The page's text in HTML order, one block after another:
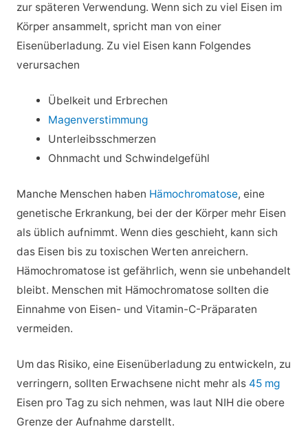
zur späteren Verwendung. Wenn sich zu viel Eisen im
Körper ansammelt, spricht man von einer
Eisenüberladung. Zu viel Eisen kann Folgendes
verursachen
Übelkeit und Erbrechen
Magenverstimmung
Unterleibsschmerzen
Ohnmacht und Schwindelgefühl
Manche Menschen haben Hämochromatose, eine
genetische Erkrankung, bei der der Körper mehr Eisen
als üblich aufnimmt. Wenn dies geschieht, kann sich
das Eisen bis zu toxischen Werten anreichern.
Hämochromatose ist gefährlich, wenn sie unbehandelt
bleibt. Menschen mit Hämochromatose sollten die
Einnahme von Eisen- und Vitamin-C-Präparaten
vermeiden.
Um das Risiko, eine Eisenüberladung zu entwickeln, zu
verringern, sollten Erwachsene nicht mehr als 45 mg
Eisen pro Tag zu sich nehmen, was laut NIH die obere
Grenze der Aufnahme darstellt.